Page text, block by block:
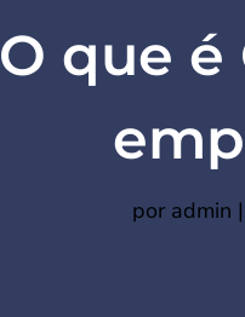
O que é
por admin |